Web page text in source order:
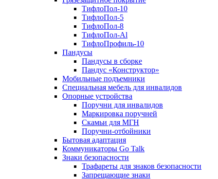
ТифлоПол-10
ТифлоПол-5
ТифлоПол-8
ТифлоПол-Al
ТифлоПрофиль-10
Пандусы
Пандусы в сборке
Пандус «Конструктор»
Мобильные подъемники
Специальная мебель для инвалидов
Опорные устройства
Поручни для инвалидов
Маркировка поручней
Скамьи для МГН
Поручни-отбойники
Бытовая адаптация
Коммуникаторы Go Talk
Знаки безопасности
Трафареты для знаков безопасности
Запрещающие знаки